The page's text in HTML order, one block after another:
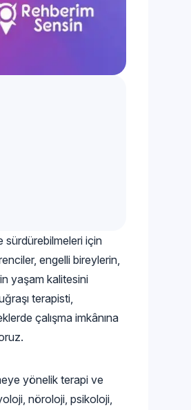
sürdürebilmeleri için
engelli bireylerin,
yaşam kalitesini
terapisti,
çalışma imkânına
yönelik terapi ve
nöroloji, psikoloji,